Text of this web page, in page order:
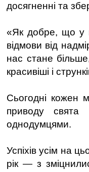
досягненні та
«Як добре, що у
відмови від
нас стане
красивіші і
Сьогодні кожен
приводу свята
однодумцями.
Успіхів усім на
рік — з